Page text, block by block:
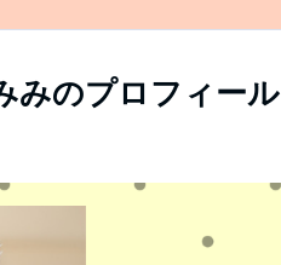
みのプロフィール